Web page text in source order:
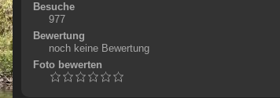
Besuche
977
Bewertung
noch keine Bewertung
Foto bewerten